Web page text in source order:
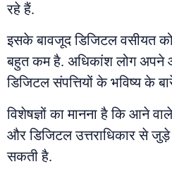
रहे हैं.
इसके बावजूद डिजिटल वसीयत
बहुत कम है. अधिकांश लोग अपने
डिजिटल संपत्तियों के भविष्य के
विशेषज्ञों का मानना है कि आने
और डिजिटल उत्तराधिकार से जुड़े
सकती है.